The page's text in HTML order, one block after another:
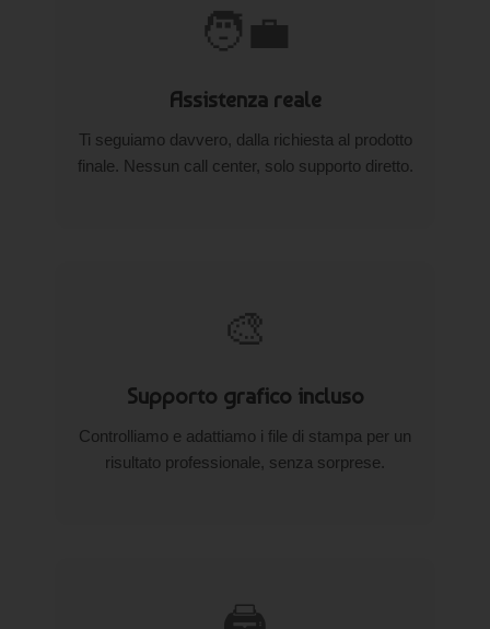
🧑‍💼
Assistenza reale
Ti seguiamo davvero, dalla richiesta al prodotto
finale. Nessun call center, solo supporto diretto.
🎨
Supporto grafico incluso
Controlliamo e adattiamo i file di stampa per un
risultato professionale, senza sorprese.